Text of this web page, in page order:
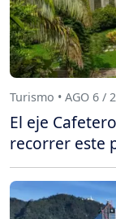
Turismo • AGO 6 /
El eje
recorrer este